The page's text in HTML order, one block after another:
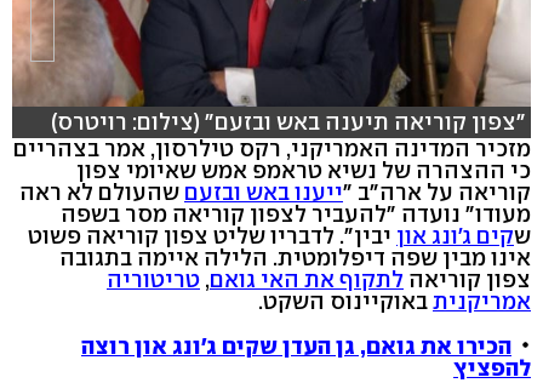
"צפון קוריאה תיענה באש ובזעם" (צילום: רויטרס)
מזכיר המדינה האמריקני, רקס טילרסון, אמר בצהריים
כי ההצהרה של נשיא טראמפ אמש שאיומי צפון
קוריאה על ארה"ב "ייענו באש ובזעם שהעולם לא ראה
מעודו" נועדה "להעביר לצפון קוריאה מסר בשפה
שקים ג'ונג און יבין". לדבריו שליט צפון קוריאה פשוט
אינו מבין שפה דיפלומטית. הלילה איימה בתגובה
צפון קוריאה לתקוף את האי גואם, טריטוריה
אמריקניתבאוקיינוס השקט.
הכירו את גואם, גן העדן שקים ג'ונג און רוצה
להפציץ